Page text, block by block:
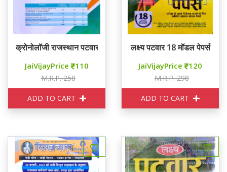
क्रोनोलॉजी राजस्थान पटवार 10 मॉडल पेपर्स
JaiVijayPrice 110
M.R.P. 258
ADD TO CART
लक्ष्य पटवार 18 मॉडल पेपर्स
JaiVijayPrice 120
M.R.P. 298
ADD TO CART